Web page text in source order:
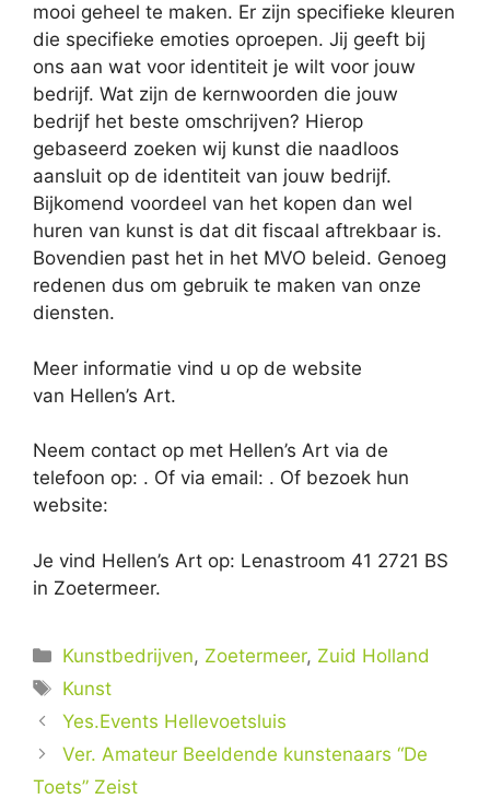
mooi geheel te maken. Er zijn specifieke kleuren
die specifieke emoties oproepen. Jij geeft bij
ons aan wat voor identiteit je wilt voor jouw
bedrijf. Wat zijn de kernwoorden die jouw
bedrijf het beste omschrijven? Hierop
gebaseerd zoeken wij kunst die naadloos
aansluit op de identiteit van jouw bedrijf.
Bijkomend voordeel van het kopen dan wel
huren van kunst is dat dit fiscaal aftrekbaar is.
Bovendien past het in het MVO beleid. Genoeg
redenen dus om gebruik te maken van onze
diensten.
Meer informatie vind u op de website
van Hellen’s Art.
Neem contact op met Hellen’s Art via de
telefoon op: . Of via email: . Of bezoek hun
website:
Je vind Hellen’s Art op: Lenastroom 41 2721 BS
in Zoetermeer.
Categorieën
Kunstbedrijven, Zoetermeer, Zuid Holland
Tags
Kunst
Yes.Events Hellevoetsluis
Ver. Amateur Beeldende kunstenaars “De
Toets” Zeist